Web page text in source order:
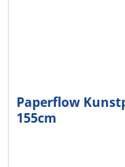
Paperflow
155cm